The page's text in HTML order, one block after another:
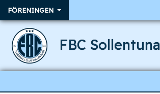
FÖRENINGEN
FBC Sollentuna